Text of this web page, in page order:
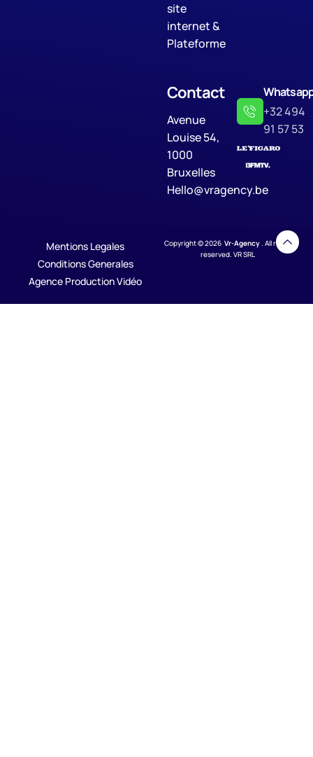
site
internet &
Plateforme
Contact
Avenue
Louise 54,
1000
Bruxelles
Hello@vragency.be
+32 494
91 57 53
Mentions Legales
Conditions Generales
Agence Production Vidéo
Copyright © 2026 Vr-Agency. All rights
reserved. VR SRL